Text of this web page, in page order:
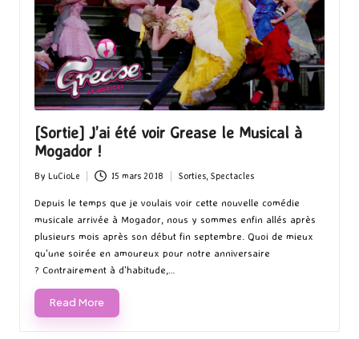
[Sortie] J’ai été voir Grease le Musical à
Mogador !
Posted
by
By LuCioLe 15 mars 2018
in
Sorties, Spectacles
Depuis le temps que je voulais voir cette nouvelle comédie
musicale arrivée à Mogador, nous y sommes enfin allés après
plusieurs mois après son début fin septembre. Quoi de mieux
qu'une soirée en amoureux pour notre anniversaire
? Contrairement à d'habitude,…
Read More